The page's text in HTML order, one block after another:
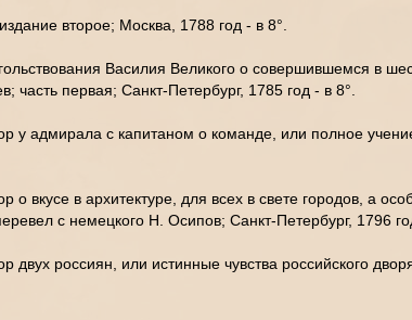
второе; Москва, 1788 год - в 8°.
Василия Великого о совершившемся в
часть первая; Санкт-Петербург, 1785 год - в 8°.
у адмирала с капитаном о команде, или полное
о вкусе в архитектуре, для всех в свете городов, а
с немецкого Н. Осипов; Санкт-Петербург, 1796
двух россиян, или истинные чувства российского